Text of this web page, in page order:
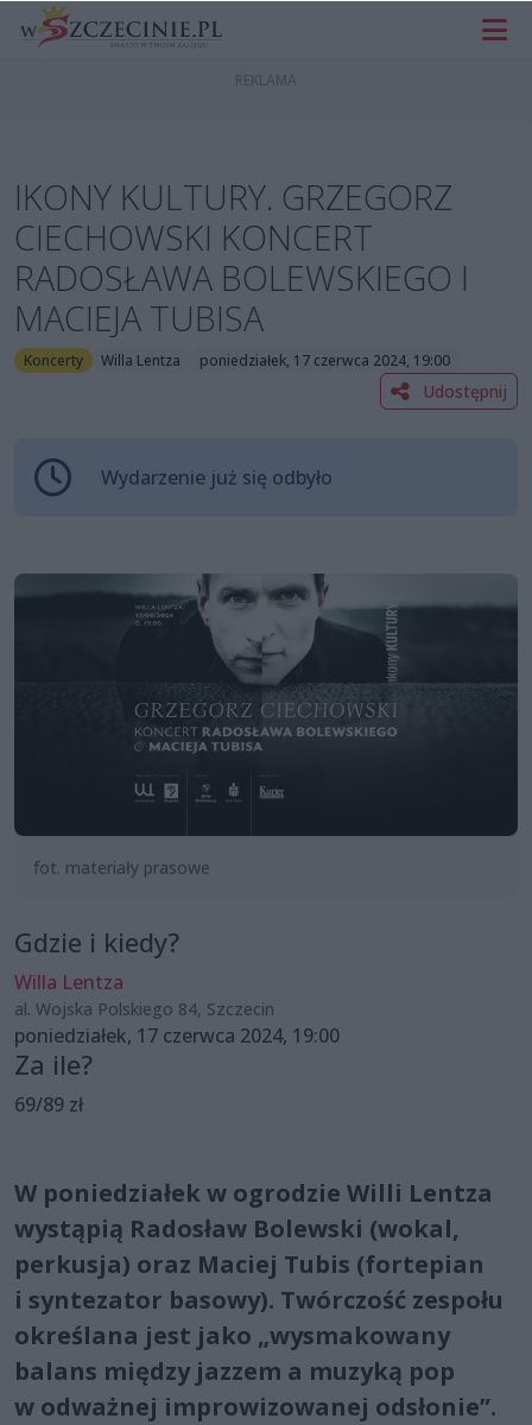
IKONY KULTURY. GRZEGORZ
CIECHOWSKI KONCERT
RADOSŁAWA BOLEWSKIEGO I
MACIEJA TUBISA
Koncerty Willa Lentza poniedziałek, 17 czerwca 2024, 19:00
Udostępnij
Wydarzenie już się odbyło
fot. materiały prasowe
Gdzie i kiedy?
Willa Lentza
al. Wojska Polskiego 84, Szczecin
poniedziałek, 17 czerwca 2024, 19:00
Za ile?
69/89 zł
W poniedziałek w ogrodzie Willi Lentza
wystąpią Radosław Bolewski (wokal,
perkusja) oraz Maciej Tubis (fortepian
i syntezator basowy). Twórczość zespołu
określana jest jako „wysmakowany
balans między jazzem a muzyką pop
w odważnej improwizowanej odsłonie”.